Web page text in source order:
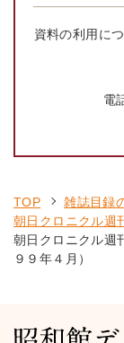
資料の利用に
電
TOP
雑誌目録
朝日クロニクル
朝日クロニクル
９９年４月）